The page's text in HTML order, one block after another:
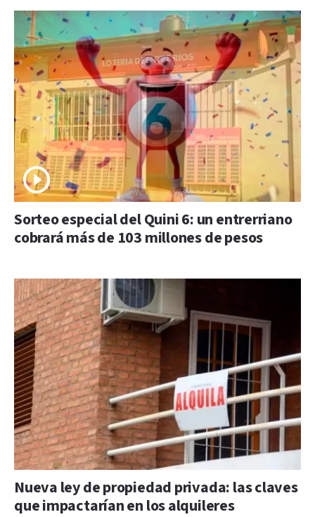
Sorteo especial del Quini 6: un entrerriano
cobrará más de 103 millones de pesos
Nueva ley de propiedad privada: las claves
que impactarían en los alquileres